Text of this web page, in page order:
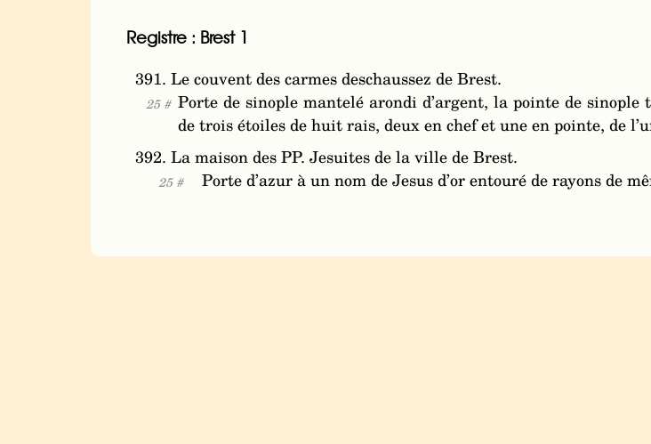
Registre : Brest 1
391. Le couvent des carmes deschaussez de Brest.
25 # Porte de sinople mantelé arondi d’argent, la pointe de sinople
de trois étoiles de huit rais, deux en chef et une en pointe, de
392. La maison des PP. Jesuites de la ville de Brest.
25 # Porte d’azur à un nom de Jesus d’or entouré de rayons de